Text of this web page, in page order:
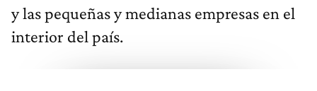
y las pequeñas y medianas empresas en el
interior del país.